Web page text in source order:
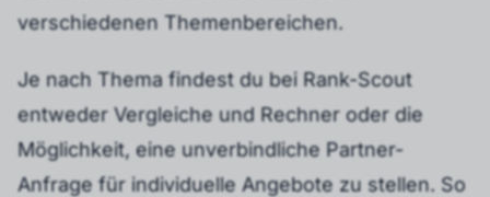
verschiedenen Themenbereichen.
Je nach Thema findest du bei Rank-Scout
entweder Vergleiche und Rechner oder die
Möglichkeit, eine unverbindliche Partner-
Anfrage für individuelle Angebote zu stellen. So